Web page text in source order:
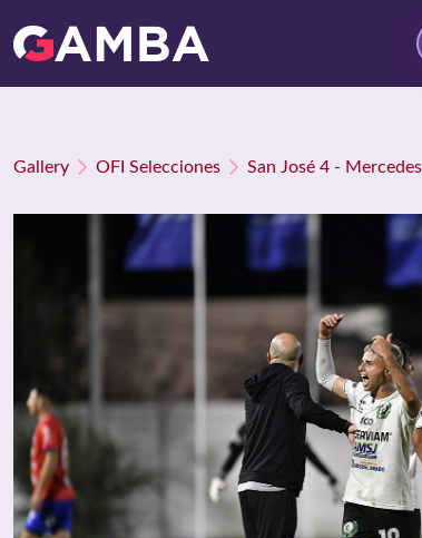
Gallery OFI Selecciones San José 4 -